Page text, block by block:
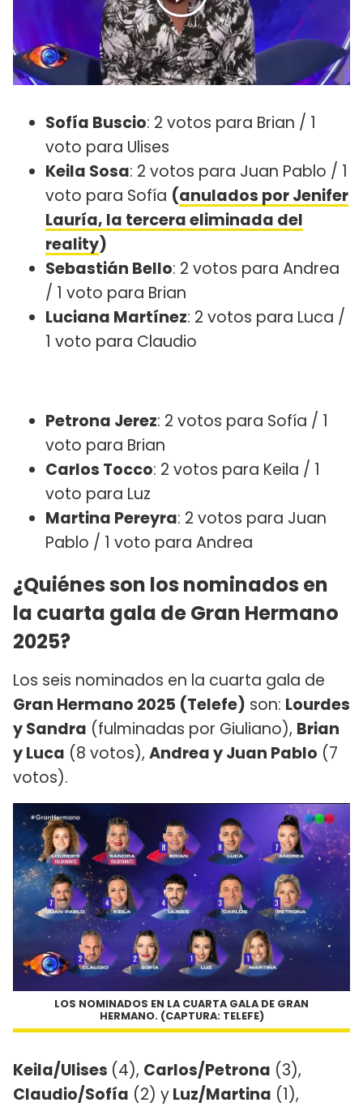
Sofía Buscio: 2 votos para Brian / 1
voto para Ulises
Keila Sosa: 2 votos para Juan Pablo / 1
voto para Sofía (anulados por Jenifer
Lauría, la tercera eliminada del
reality)
Sebastián Bello: 2 votos para Andrea
/ 1 voto para Brian
Luciana Martínez: 2 votos para Luca /
1 voto para Claudio
Petrona Jerez: 2 votos para Sofía / 1
voto para Brian
Carlos Tocco: 2 votos para Keila / 1
voto para Luz
Martina Pereyra: 2 votos para Juan
Pablo / 1 voto para Andrea
¿Quiénes son los nominados en
la cuarta gala de Gran Hermano
2025?
Los seis nominados en la cuarta gala de
Gran Hermano 2025 (Telefe) son: Lourdes
y Sandra (fulminadas por Giuliano), Brian
y Luca (8 votos), Andrea y Juan Pablo (7
votos).
LOS NOMINADOS EN LA CUARTA GALA DE GRAN
HERMANO. (CAPTURA: TELEFE)
Keila/Ulises (4), Carlos/Petrona (3),
Claudio/Sofía (2) yLuz/Martina (1),